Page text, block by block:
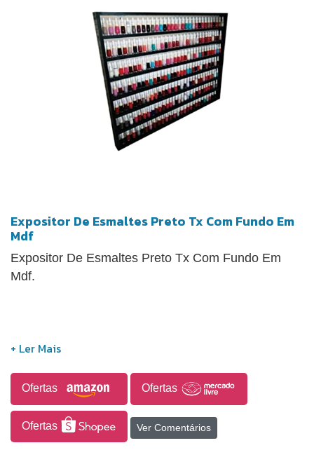
Expositor De Esmaltes Preto Tx Com Fundo Em
Mdf
Expositor De Esmaltes Preto Tx Com Fundo Em
Mdf.
Ofertas Ofertas
Ofertas Ver Comentários